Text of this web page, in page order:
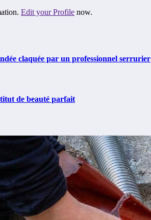
Edit your Profile now.
claquée par un professionnel serrurier
de beauté parfait